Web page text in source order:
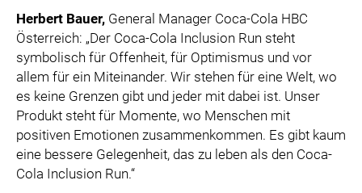
Herbert Bauer, General Manager Coca-Cola HBC
Österreich: „Der Coca-Cola Inclusion Run steht
symbolisch für Offenheit, für Optimismus und vor
allem für ein Miteinander. Wir stehen für eine Welt, wo
es keine Grenzen gibt und jeder mit dabei ist. Unser
Produkt steht für Momente, wo Menschen mit
positiven Emotionen zusammenkommen. Es gibt kaum
eine bessere Gelegenheit, das zu leben als den Coca-
Cola Inclusion Run.“